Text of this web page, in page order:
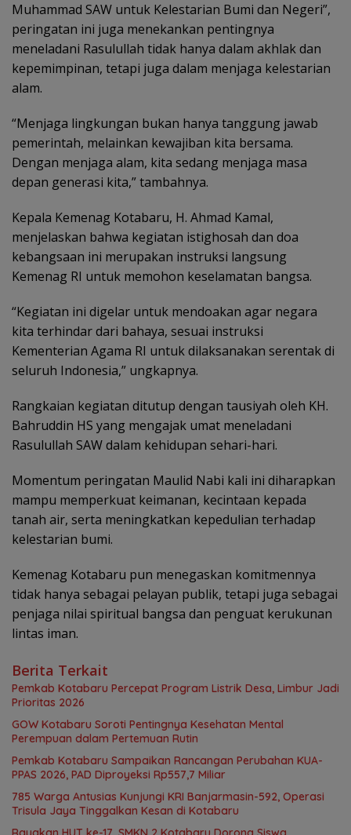
Muhammad SAW untuk Kelestarian Bumi dan Negeri”,
peringatan ini juga menekankan pentingnya
meneladani Rasulullah tidak hanya dalam akhlak dan
kepemimpinan, tetapi juga dalam menjaga kelestarian
alam.
“Menjaga lingkungan bukan hanya tanggung jawab
pemerintah, melainkan kewajiban kita bersama.
Dengan menjaga alam, kita sedang menjaga masa
depan generasi kita,” tambahnya.
Kepala Kemenag Kotabaru, H. Ahmad Kamal,
menjelaskan bahwa kegiatan istighosah dan doa
kebangsaan ini merupakan instruksi langsung
Kemenag RI untuk memohon keselamatan bangsa.
“Kegiatan ini digelar untuk mendoakan agar negara
kita terhindar dari bahaya, sesuai instruksi
Kementerian Agama RI untuk dilaksanakan serentak di
seluruh Indonesia,” ungkapnya.
Rangkaian kegiatan ditutup dengan tausiyah oleh KH.
Bahruddin HS yang mengajak umat meneladani
Rasulullah SAW dalam kehidupan sehari-hari.
Momentum peringatan Maulid Nabi kali ini diharapkan
mampu memperkuat keimanan, kecintaan kepada
tanah air, serta meningkatkan kepedulian terhadap
kelestarian bumi.
Kemenag Kotabaru pun menegaskan komitmennya
tidak hanya sebagai pelayan publik, tetapi juga sebagai
penjaga nilai spiritual bangsa dan penguat kerukunan
lintas iman.
Berita Terkait
Pemkab Kotabaru Percepat Program Listrik Desa, Limbur Jadi
Prioritas 2026
GOW Kotabaru Soroti Pentingnya Kesehatan Mental
Perempuan dalam Pertemuan Rutin
Pemkab Kotabaru Sampaikan Rancangan Perubahan KUA-
PPAS 2026, PAD Diproyeksi Rp557,7 Miliar
785 Warga Antusias Kunjungi KRI Banjarmasin-592, Operasi
Trisula Jaya Tinggalkan Kesan di Kotabaru